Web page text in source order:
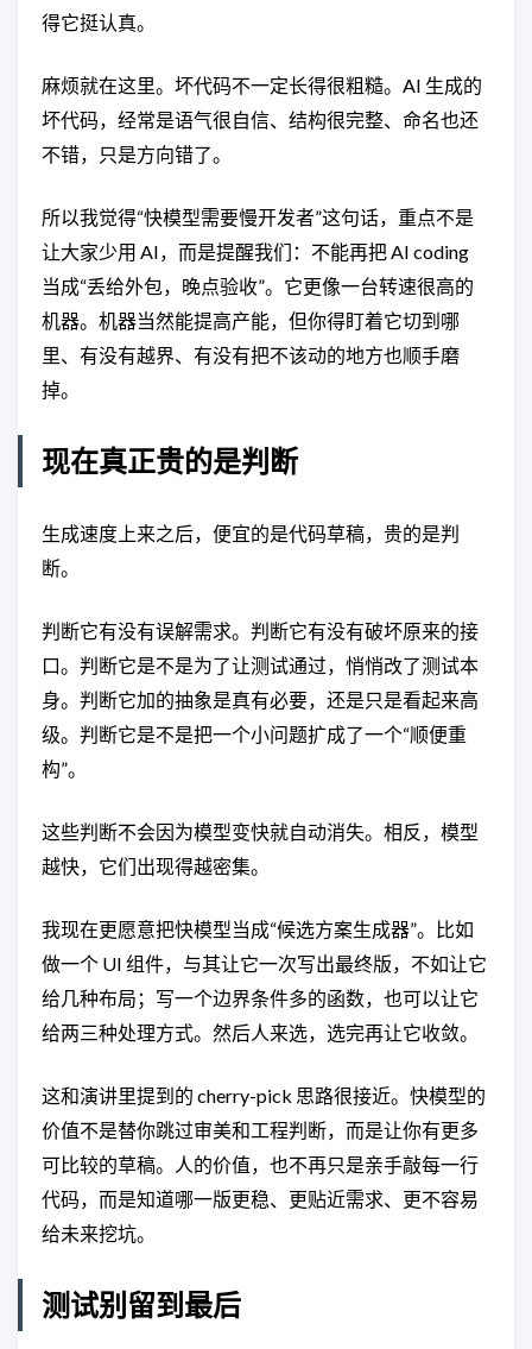
得它挺认真。
麻烦就在这里。坏代码不一定长得很粗糙。AI 生成的
坏代码，经常是语气很自信、结构很完整、命名也还
不错，只是方向错了。
所以我觉得“快模型需要慢开发者”这句话，重点不是
让大家少用 AI，而是提醒我们：不能再把 AI coding
当成“丢给外包，晚点验收”。它更像一台转速很高的
机器。机器当然能提高产能，但你得盯着它切到哪
里、有没有越界、有没有把不该动的地方也顺手磨
掉。
现在真正贵的是判断
生成速度上来之后，便宜的是代码草稿，贵的是判
断。
判断它有没有误解需求。判断它有没有破坏原来的接
口。判断它是不是为了让测试通过，悄悄改了测试本
身。判断它加的抽象是真有必要，还是只是看起来高
级。判断它是不是把一个小问题扩成了一个“顺便重
构”。
这些判断不会因为模型变快就自动消失。相反，模型
越快，它们出现得越密集。
我现在更愿意把快模型当成“候选方案生成器”。比如
做一个 UI 组件，与其让它一次写出最终版，不如让它
给几种布局；写一个边界条件多的函数，也可以让它
给两三种处理方式。然后人来选，选完再让它收敛。
这和演讲里提到的 cherry-pick 思路很接近。快模型的
价值不是替你跳过审美和工程判断，而是让你有更多
可比较的草稿。人的价值，也不再只是亲手敲每一行
代码，而是知道哪一版更稳、更贴近需求、更不容易
给未来挖坑。
测试别留到最后